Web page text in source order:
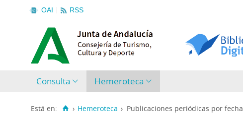
OAI RSS
Consulta Hemeroteca
Está en: › Hemeroteca › Publicaciones periódicas por fecha